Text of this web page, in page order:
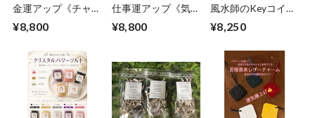
金運アップ《チャン
徴》タイガーアイ/
¥8,800
仕事運アップ《気分
に！商売繁盛》アマ
¥8,800
風水師のKeyコイン
¥8,250